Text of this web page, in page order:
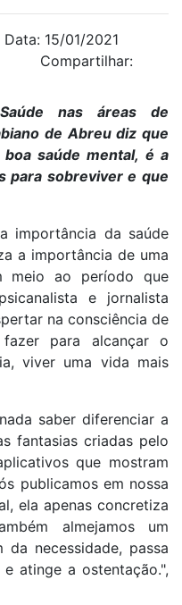
Data: 15/01/2021
Compartilhar:
nas áreas de
de Abreu diz que
saúde mental, é a
para sobreviver e que
importância da saúde
a importância de uma
meio ao período que
e jornalista
na consciência de
para alcançar o
viver uma vida mais
saber diferenciar a
fantasias criadas pelo
que mostram
publicamos em nossa
ela apenas concretiza
almejamos um
necessidade, passa
atinge a ostentação.",